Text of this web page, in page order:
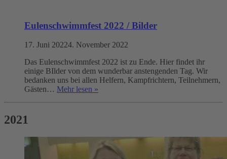
Eulenschwimmfest 2022 / Bilder
17. Juni 20224. November 2022
Das Eulenschwimmfest 2022 ist zu Ende. Hier findet ihr
einige BIlder von dem wunderbar anstengenden Tag. Wir
bedanken uns bei allen Helfern, Kampfrichtern, Teilnehmern,
Gästen… Mehr lesen »
2021